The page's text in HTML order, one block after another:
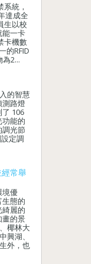
系統，
達成全
生以校
能一卡
卡機數
的RFID
2...
的智慧
測路燈
106
能的
光節
定調
常舉
境優
態的
麗的
畫的景
椰林大
興湖、
外，也